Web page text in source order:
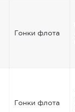
Гонки флота
Гонки флота